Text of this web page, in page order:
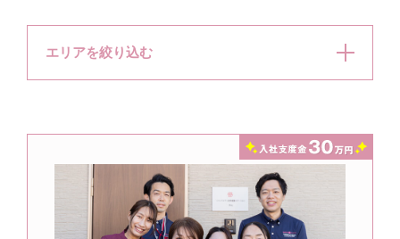
エリアを絞り込む